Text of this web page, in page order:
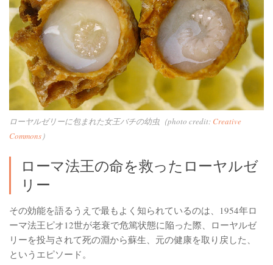
ローヤルゼリーに包まれた女王バチの幼虫（photo credit: Creative
Commons）
ローマ法王の命を救ったローヤルゼ
リー
その効能を語るうえで最もよく知られているのは、1954年ロ
ーマ法王ピオ12世が老衰で危篤状態に陥った際、ローヤルゼ
リーを投与されて死の淵から蘇生、元の健康を取り戻した、
というエピソード。